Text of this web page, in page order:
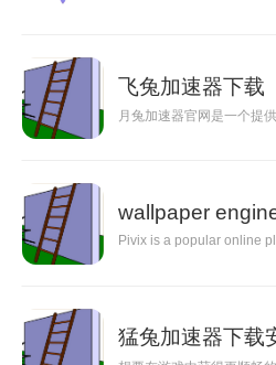
飞兔加速器下载
月兔加速器官网是一个提
wallpaper
Pivix is a popular online
猛兔加速器下载